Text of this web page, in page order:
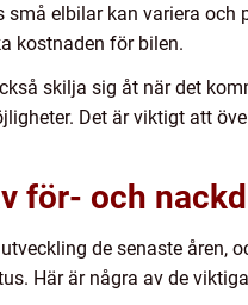
elbilar kan variera
kostnaden för bilen.
skilja sig åt när det
Det är viktigt att
för- och
de senaste
Här är några av de